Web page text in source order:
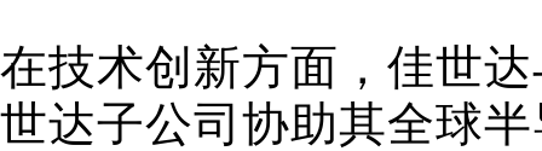
在技术创新方面，佳世
世达子公司协助其全球